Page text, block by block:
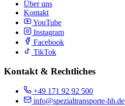
Über uns
Kontakt
YouTube
Instagram
Facebook
TikTok
Kontakt & Rechtliches
+49 171 92 92 500
info@spezialtransporte-hh.de